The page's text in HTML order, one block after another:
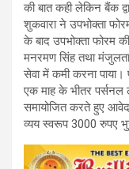
की बात कही लेकिन बैंक
शुकवारा ने उपभोक्ता
के बाद उपभोक्ता फोरम
मनरमण सिंह तथा
सेवा में कमी करना पाया।
एक माह के भीतर
समायोजित करते हुए
व्यय स्वरूप 3000 रुपए